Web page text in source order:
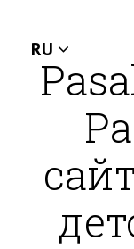
RU